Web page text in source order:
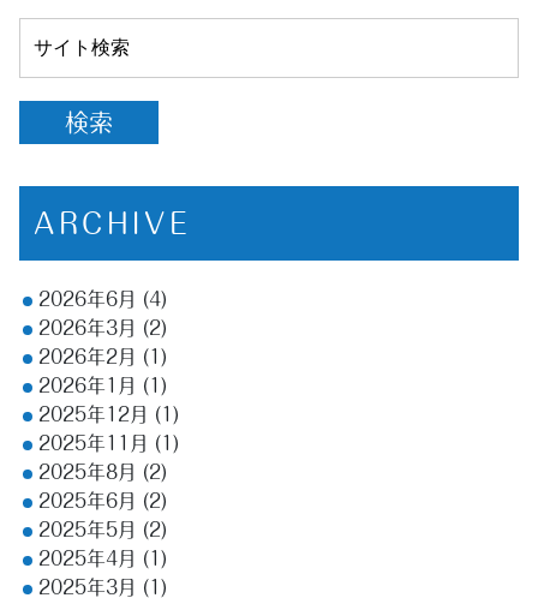
ARCHIVE
2026年6月
(4)
2026年3月
(2)
2026年2月
(1)
2026年1月
(1)
2025年12月
(1)
2025年11月
(1)
2025年8月
(2)
2025年6月
(2)
2025年5月
(2)
2025年4月
(1)
2025年3月
(1)